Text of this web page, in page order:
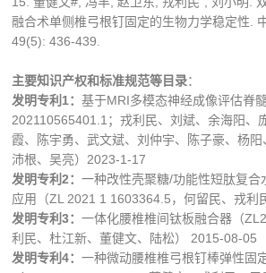
融合术单侧椎弓根钉固定的生物力学稳定性.
49(5): 436-439.
主要知识产权和标准规范等目录：
发明专利1：基于MRI多模态神经成像评估脊
202110565401.1；戎利民、刘斌、余海阳、
霞、陈宇勇、武文斌、刘仲宇、陈子豪、杨
沛根、吴亮）2023-1-17
发明专利2：一种改性壳聚糖/功能性短肽复合
应用（ZL 2021 1 1603364.5，何留民、戎利
发明专利3：一体化腰椎椎间钛板融合器（
利民、杜江新、董健文、陆松） 2015-08-05
发明专利4：一种微动腰椎椎弓根钉棒弹性固